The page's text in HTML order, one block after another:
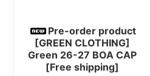
Pre-order product
[GREEN CLOTHING]
Green 26-27 BOA CAP
[Free shipping]